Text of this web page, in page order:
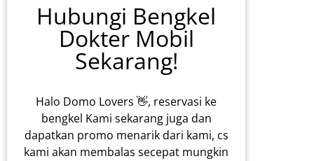
Hubungi Bengkel
Dokter Mobil
Sekarang!
Halo Domo Lovers 👋, reservasi ke
bengkel Kami sekarang juga dan
dapatkan promo menarik dari kami, cs
kami akan membalas secepat mungkin